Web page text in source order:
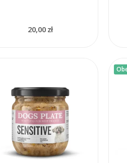
20,00 zł